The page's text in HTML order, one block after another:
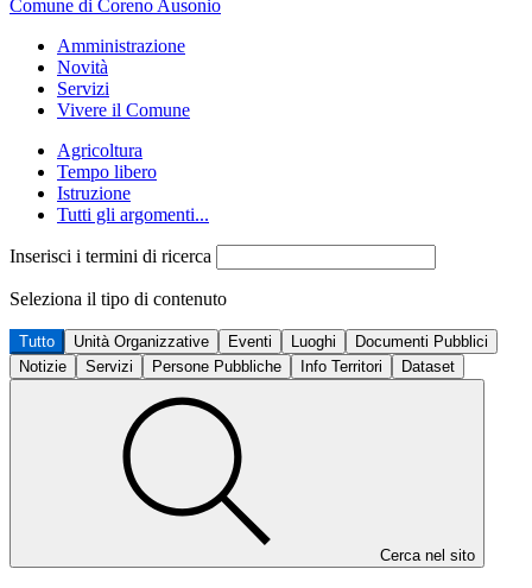
Comune di Coreno Ausonio
Amministrazione
Novità
Servizi
Vivere il Comune
Agricoltura
Tempo libero
Istruzione
Tutti gli argomenti...
Inserisci i termini di ricerca
Seleziona il tipo di contenuto
Tutto Unità Organizzative Eventi Luoghi
Documenti Pubblici
Notizie
Servizi Persone Pubbliche Info Territori Dataset
Cerca nel sito